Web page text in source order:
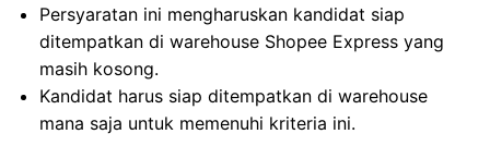
Persyaratan ini mengharuskan kandidat siap
ditempatkan di warehouse Shopee Express yang
masih kosong.
Kandidat harus siap ditempatkan di warehouse
mana saja untuk memenuhi kriteria ini.